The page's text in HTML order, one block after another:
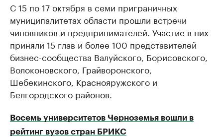
С 15 по 17 октября в семи приграничных
муниципалитетах области прошли встречи
чиновников и предпринимателей. Участие в них
приняли 15 глав и более 100 представителей
бизнес-сообщества Валуйского, Борисовского,
Волоконовского, Грайворонского,
Шебекинского, Краснояружского и
Белгородского районов.
Восемь университетов Черноземья вошли в
рейтинг вузов стран БРИКС